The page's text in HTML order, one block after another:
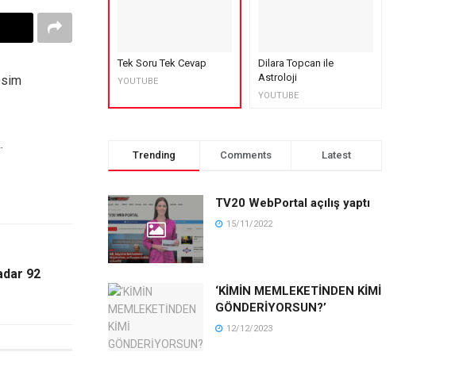
92
Tek Soru Tek Cevap
YOUTUBE
Dilara Topcan ile
Astroloji
YOUTUBE
Trending Comments Latest
TV20 WebPortal açılış yaptı
15/11/2022
‘KİMİN MEMLEKETİNDEN KİMİ
GÖNDERİYORSUN?’
12/12/2023